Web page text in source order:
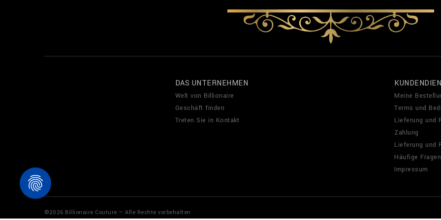
DAS UNTERNEHMEN
Welt von Billionaire
Geschäft finden
Treten Sie in Kontakt
Meine
Terms und
Lieferung und
Zahlung
Lieferung und
Häufige Fragen
Impressum
©2026 Billionaire Couture — Alle Rechte vorbehalten